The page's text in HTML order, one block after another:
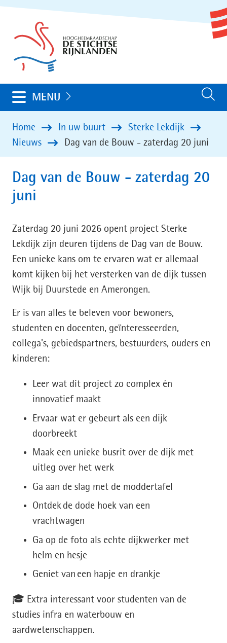
MENU Uitklappen Zoeken
Home In uw buurt
Sterke Lekdijk
Nieuws
Dag van de Bouw - zaterdag 20 juni
Dag van de Bouw - zaterdag 20
juni
Zaterdag 20 juni 2026 opent project Sterke
Lekdijk zijn deuren tijdens de Dag van de Bouw.
Een unieke kans om te ervaren wat er allemaal
komt kijken bij het versterken van de dijk tussen
Wijk bij Duurstede en Amerongen.
Er is van alles te beleven voor bewoners,
studenten en docenten, geïnteresseerden,
collega's, gebiedspartners, bestuurders, ouders en
kinderen:
Leer wat dit project zo complex én
innovatief maakt
Ervaar wat er gebeurt als een dijk
doorbreekt
Maak een unieke busrit over de dijk met
uitleg over het werk
Ga aan de slag met de moddertafel
Ontdek de dode hoek van een
vrachtwagen
Ga op de foto als echte dijkwerker met
helm en hesje
Geniet van een hapje en drankje
🎓 Extra interessant voor studenten van de
studies infra en waterbouw en
aardwetenschappen.